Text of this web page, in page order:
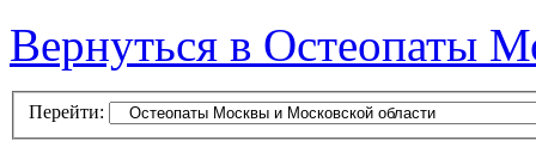
Вернуться в Остеопаты
Перейти: